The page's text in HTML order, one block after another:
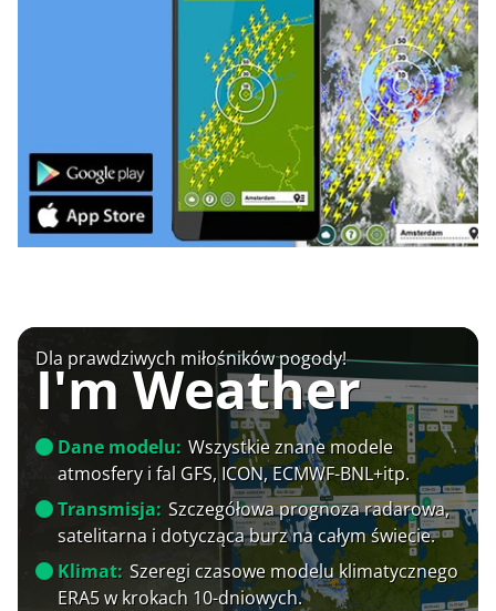
Dla prawdziwych miłośników pogody!
I'm Weather
Dane modelu: Wszystkie znane modele
atmosfery i fal GFS, ICON, ECMWF-BNL+itp.
Transmisja: Szczegółowa prognoza radarowa,
satelitarna i dotycząca burz na całym świecie.
Klimat: Szeregi czasowe modelu klimatycznego
ERA5 w krokach 10-dniowych.